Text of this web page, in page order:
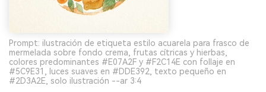
Prompt: ilustración de etiqueta estilo acuarela para frasco de
mermelada sobre fondo crema, frutas cítricas y hierbas,
colores predominantes #E07A2F y #F2C14E con follaje en
#5C9E31, luces suaves en #DDE392, texto pequeño en
#2D3A2E, solo ilustración --ar 3:4